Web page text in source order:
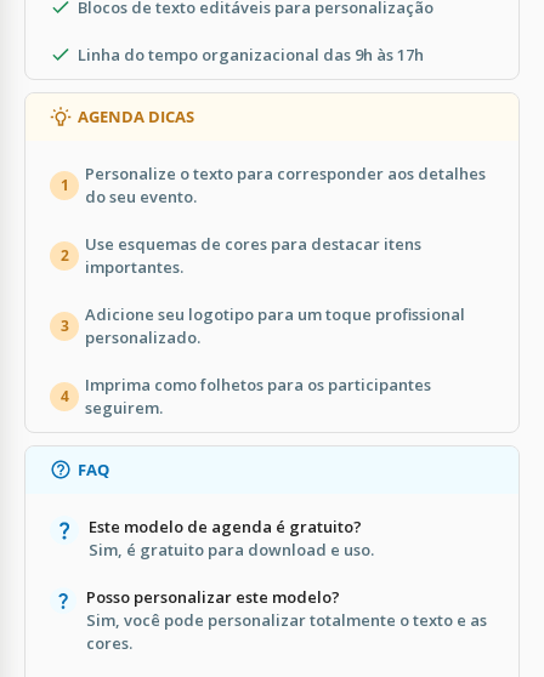
Blocos de texto editáveis para personalização
Linha do tempo organizacional das 9h às 17h
AGENDA DICAS
1
Personalize o texto para corresponder aos detalhes
do seu evento.
2
Use esquemas de cores para destacar itens
importantes.
3
Adicione seu logotipo para um toque profissional
personalizado.
4
Imprima como folhetos para os participantes
seguirem.
FAQ
Este modelo de agenda é gratuito?
Sim, é gratuito para download e uso.
Posso personalizar este modelo?
Sim, você pode personalizar totalmente o texto e as
cores.